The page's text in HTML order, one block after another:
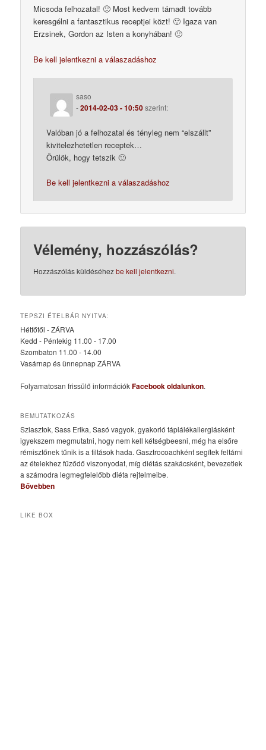
Micsoda felhozatal! 🙂 Most kedvem támadt tovább
keresgélni a fantasztikus receptjei közt! 🙂 Igaza van
Erzsinek, Gordon az Isten a konyhában! 🙂
Be kell jelentkezni a válaszadáshoz
saso
-2014-02-03 - 10:50szerint:
Valóban jó a felhozatal és tényleg nem “elszállt”
kivitelezhetetlen receptek…
Örülök, hogy tetszik 🙂
Be kell jelentkezni a válaszadáshoz
Vélemény, hozzászólás?
Hozzászólás küldéséhezbe kell jelentkezni.
TEPSZI ÉTELBÁR NYITVA:
Hétfőtől - ZÁRVA
Kedd - Péntekig 11.00 - 17.00
Szombaton 11.00 - 14.00
Vasárnap és ünnepnap ZÁRVA
Folyamatosan frissülő információkFacebook oldalunkon.
BEMUTATKOZÁS
Sziasztok, Sass Erika, Sasó vagyok, gyakorló táplálékallergiásként
igyekszem megmutatni, hogy nem kell kétségbeesni, még ha elsőre
rémisztőnek tűnik is a tiltások hada. Gasztrocoachként segítek feltárni
az ételekhez fűződő viszonyodat, míg diétás szakácsként, bevezetlek
a számodra legmegfelelőbb diéta rejtelmeibe.
Bővebben
LIKE BOX